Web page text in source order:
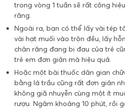
trong vòng 1 tuần sẽ rất công
răng.
Ngoài ra, bạn có thể lấy vài tép
vài hạt muối vào trộn đều, lấy
chân răng đang bị đau của trẻ
trẻ em đơn giản mà hiệu quả.
Hoặc một bài thuốc dân gian
bằng lá trầu cũng rất đơn giản
không giã nhuyễn cùng một ít
rượu. Ngâm khoảng 10 phút, rồi